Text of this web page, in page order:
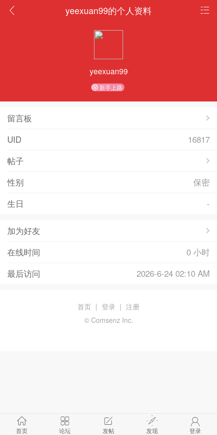
yeexuan99的个人资料
yeexuan99
新手上路
留言板
UID
16817
帖子
性别
保密
生日
-
加为好友
在线时间
0 小时
最后访问
2026-6-24 02:10 AM
首页 论坛 发帖 发现 登录
首页 | 登录 | 注册
© Comsenz Inc.